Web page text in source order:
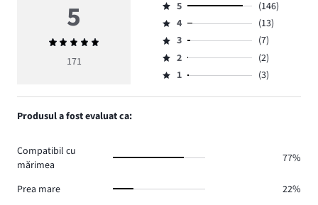
5
Evaluarea
medie
171
Evaluare
5,
numărul
de
voturi
146.
5
(146)
Evaluare
4,
numărul
de
13.
4
(13)
Evaluare
3,
numărul
3
(7)
Evaluare
2,
2
(2)
Evaluare
1,
1 (3)
Produsul a fost evaluat ca:
Compatibil cu
mărimea
77%
Prea mare
22%